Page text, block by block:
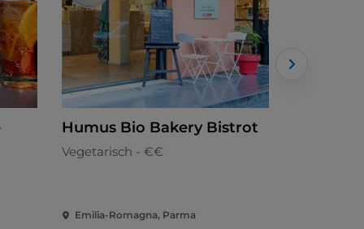
Humus Bio Bakery Bistrot
Vegetarisch - €€
Emilia-Romagna, Parma